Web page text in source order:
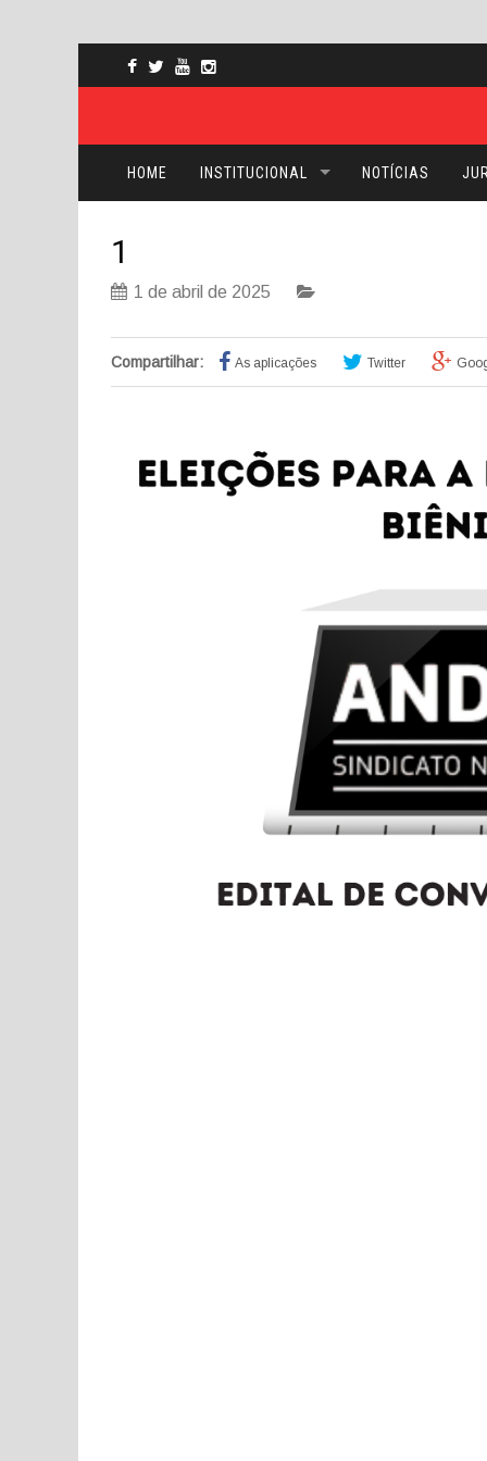
HOME INSTITUCIONAL NOTÍCIAS
1
1 de abril de 2025
Compartilhar: As aplicações Twitter